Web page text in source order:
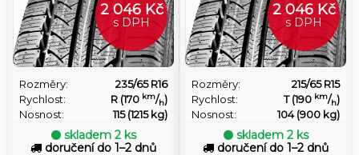
2 046 Kč
s DPH
Rozměry:
235/65 R16
Rychlost:
R (170 km/h)
Nosnost:
115 (1215 kg)
skladem 2 ks
doručení do 1–2 dnů
2 046 Kč
s DPH
Rozměry:
215/65 R15
Rychlost:
T (190 km/h)
Nosnost:
104 (900 kg)
skladem 2 ks
doručení do 1–2 dnů